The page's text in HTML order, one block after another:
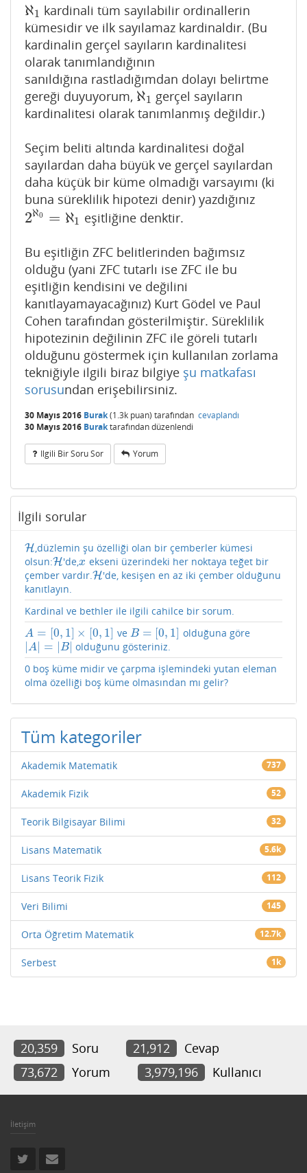
ℵ1
ℵ1 kardinali tüm sayılabilir ordinallerin
kümesidir ve ilk sayılamaz kardinaldir. (Bu
kardinalin gerçel sayıların kardinalitesi
olarak tanımlandığının
sanıldığına rastladığımdan dolayı belirtme
gereği duyuyorum, ℵ1
ℵ1 gerçel sayıların
kardinalitesi olarak tanımlanmış değildir.)
Seçim beliti altında kardinalitesi doğal
sayılardan daha büyük ve gerçel sayılardan
daha küçük bir küme olmadığı varsayımı (ki
buna süreklilik hipotezi denir) yazdığınız
2ℵ0 = ℵ1
2ℵ0 =ℵ 1 eşitliğine denktir.
Bu eşitliğin ZFC belitlerinden bağımsız
olduğu (yani ZFC tutarlı ise ZFC ile bu
eşitliğin kendisini ve değilini
kanıtlayamayacağınız) Kurt Gödel ve Paul
Cohen tarafından gösterilmiştir. Süreklilik
hipotezinin değilinin ZFC ile göreli tutarlı
olduğunu göstermek için kullanılan zorlama
tekniğiyle ilgili biraz bilgiye şu matkafası
sorusundan erişebilirsiniz.
30 Mayıs 2016 Burak(1.3k puan) tarafından cevaplandı
30 Mayıs 2016 Buraktarafındandüzenlendi
Ilgili Bir Soru Sor Yorum
İlgili sorular
H
H ,düzlemin şu özelliği olan bir çemberler kümesi
olsun:H
H 'de,x
x ekseni üzerindeki her noktaya teğet bir
çember vardır. H
H 'de, kesişen en az iki çember olduğunu
kanıtlayın.
Kardinal ve bethler ile ilgili cahilce bir sorum.
A = [0, 1] × [0, 1]
A= [0, ]×[ 0 ] ve B = [0, 1]
B= [0, ] olduğuna göre
A = B|
|A| =| |
olduğunu gösteriniz.
0 boş küme midir ve çarpma işlemindeki yutan eleman
olma özelliği boş küme olmasından mı gelir?
Tüm kategoriler
Akademik Matematik 737
Akademik Fizik 52
Teorik Bilgisayar Bilimi 32
Lisans Matematik 5.6k
Lisans Teorik Fizik 112
Veri Bilimi 145
Orta Öğretim Matematik 12.7k
Serbest 1k
20,359 Soru 21,912
Cevap
73,672
Yorum 3,979,196 Kullanıcı
İletişim